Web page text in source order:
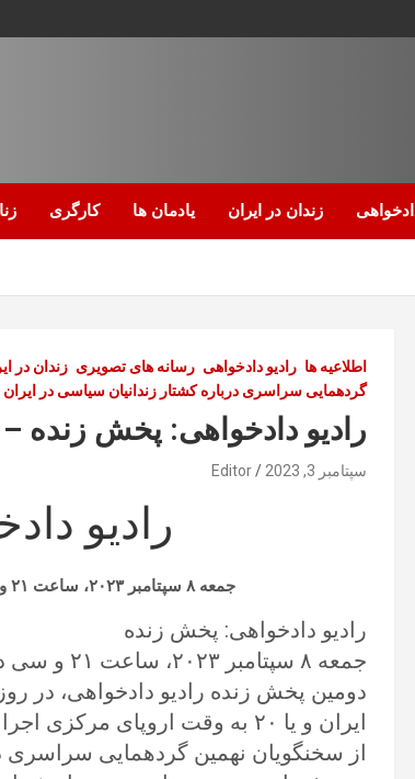
زندان در ایران یادمان ها کارگری
اطلاعیه ها رادیو دادخواهی رسانه های تصویری زندان در
گردهمایی سراسری درباره کشتار زندانیان سیاسی در ایران
رادیو دادخواهی: پخش زنده – جمعه ۸
سپتامبر 3, 2023 Editor
رادیو
جمعه۸ سپتامبر ۲۰۲۳، ساعت ۲۱ و سی دقیقه به وقت ایران
رادیو دادخواهی: پخش زنده
جمعه ۸ سپتامبر ۲۰۲۳، ساعت ۲۱ و سی دقیقه به وقت ایران و یا ۲۰ به وقت اروپای مرکزی
ایران و یا ۲۰ به وقت اروپای
از سخنگویان نهمین گردهمایی سراسری